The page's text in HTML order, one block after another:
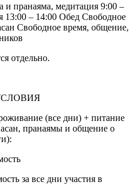
и пранаяма, медитация 9:00 –
13:00 – 14:00 Обед Свободное
Свободное время, общение,
отдельно.
(все дни) + питание
пранаямы и общение о
за все дни участия в